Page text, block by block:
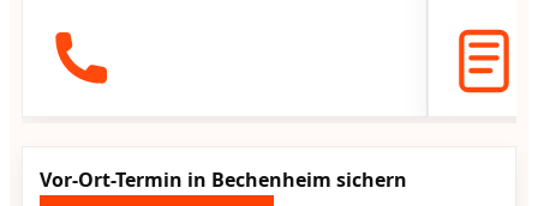
Vor-Ort-Termin in Bechenheim sichern